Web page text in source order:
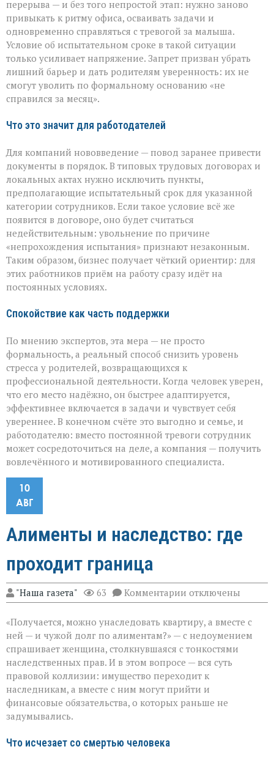
перерыва — и без того непростой этап: нужно заново
привыкать к ритму офиса, осваивать задачи и
одновременно справляться с тревогой за малыша.
Условие об испытательном сроке в такой ситуации
только усиливает напряжение. Запрет призван убрать
лишний барьер и дать родителям уверенность: их не
смогут уволить по формальному основанию «не
справился за месяц».
Что это значит для работодателей
Для компаний нововведение — повод заранее привести
документы в порядок. В типовых трудовых договорах и
локальных актах нужно исключить пункты,
предполагающие испытательный срок для указанной
категории сотрудников. Если такое условие всё же
появится в договоре, оно будет считаться
недействительным: увольнение по причине
«непрохождения испытания» признают незаконным.
Таким образом, бизнес получает чёткий ориентир: для
этих работников приём на работу сразу идёт на
постоянных условиях.
Спокойствие как часть поддержки
По мнению экспертов, эта мера — не просто
формальность, а реальный способ снизить уровень
стресса у родителей, возвращающихся к
профессиональной деятельности. Когда человек уверен,
что его место надёжно, он быстрее адаптируется,
эффективнее включается в задачи и чувствует себя
увереннее. В конечном счёте это выгодно и семье, и
работодателю: вместо постоянной тревоги сотрудник
может сосредоточиться на деле, а компания — получить
вовлечённого и мотивированного специалиста.
10
АВГ
Алименты и наследство: где
проходит граница
"Наша газета" 63 Комментарии к
записи
и
наследство:
проходит
граница
отключены
«Получается, можно унаследовать квартиру, а вместе с
ней — и чужой долг по алиментам?» — с недоумением
спрашивает женщина, столкнувшаяся с тонкостями
наследственных прав. И в этом вопросе — вся суть
правовой коллизии: имущество переходит к
наследникам, а вместе с ним могут прийти и
финансовые обязательства, о которых раньше не
задумывались.
Что исчезает со смертью человека